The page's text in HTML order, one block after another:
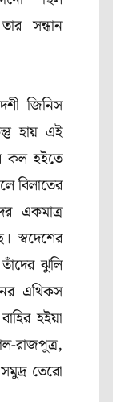
সন্ধান
জিনিস
হায় এই
কল হইতে
বিলাতের
একমাত্র
স্বদেশের
ঝুলি
এথিকস
হইয়া
রাজপুত্র,
তেরো